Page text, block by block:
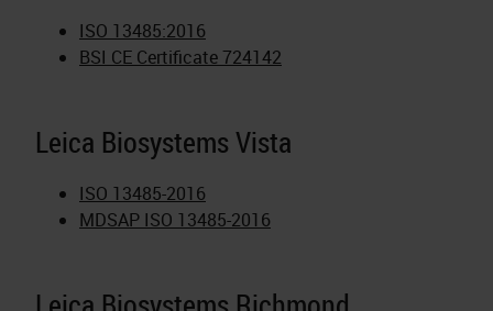
ISO 13485:2016
BSI CE Certificate 724142
Leica Biosystems Vista
ISO 13485-2016
MDSAP ISO 13485-2016